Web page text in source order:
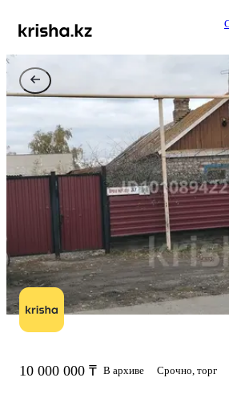
10 000 000 ₸ В архиве Срочно, торг